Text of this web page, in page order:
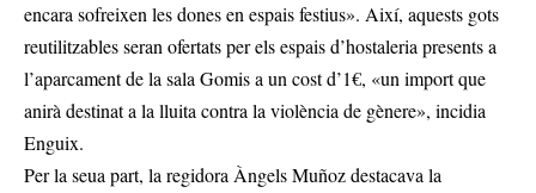
encara sofreixen les dones en espais festius». Així, aquests gots
reutilitzables seran ofertats per els espais d’hostaleria presents a
l’aparcament de la sala Gomis a un cost d’1€, «un import que
anirà destinat a la lluita contra la violència de gènere», incidia
Enguix.
Per la seua part, la regidora Àngels Muñoz destacava la